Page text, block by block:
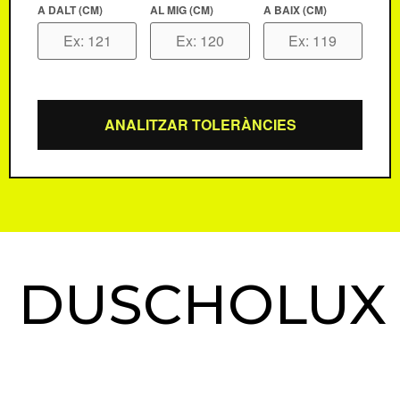
A DALT (CM) AL MIG (CM) A BAIX (CM)
ANALITZAR TOLERÀNCIES
DUSCHOLUX